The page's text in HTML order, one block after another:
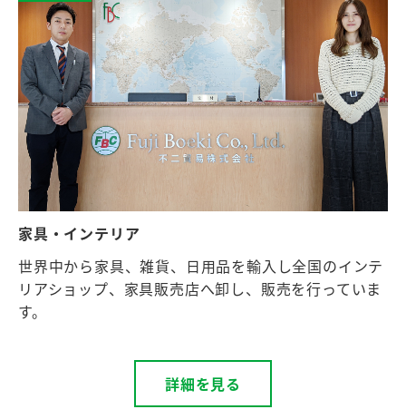
家具・インテリア
世界中から家具、雑貨、日用品を輸入し全国のインテ
リアショップ、家具販売店へ卸し、販売を行っていま
す。
詳細を見る